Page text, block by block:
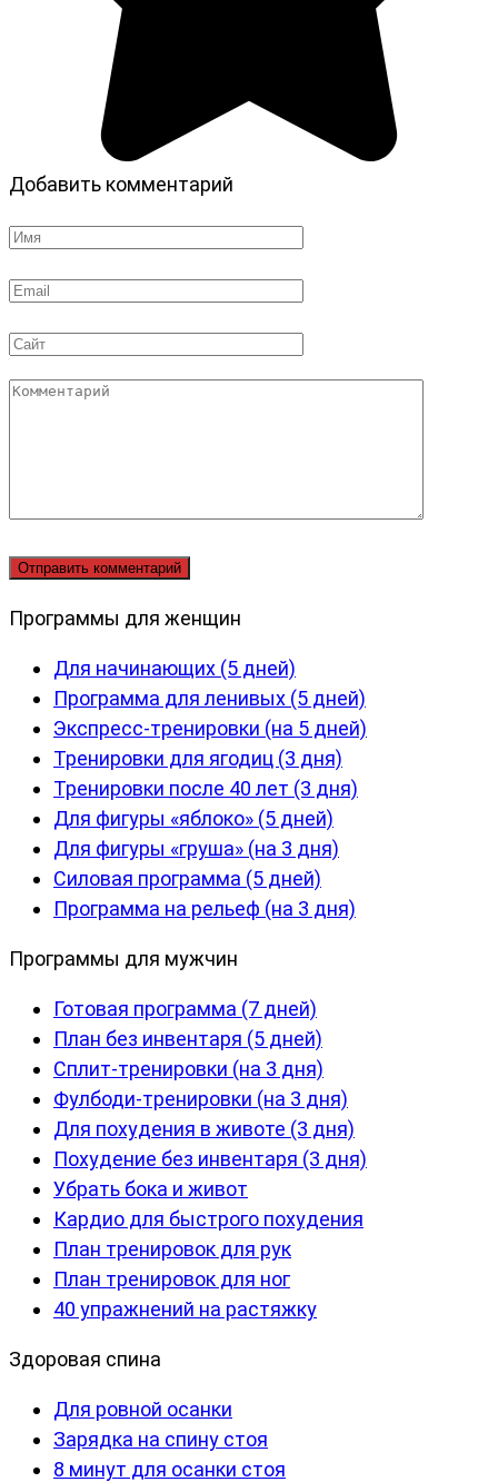
Добавить комментарий
Имя
Email
Сайт
Комментарий
Программы для женщин
Для начинающих (5 дней)
Программа для ленивых (5 дней)
Экспресс-тренировки (на 5 дней)
Тренировки для ягодиц (3 дня)
Тренировки после 40 лет (3 дня)
Для фигуры «яблоко» (5 дней)
Для фигуры «груша» (на 3 дня)
Силовая программа (5 дней)
Программа на рельеф (на 3 дня)
Программы для мужчин
Готовая программа (7 дней)
План без инвентаря (5 дней)
Сплит-тренировки (на 3 дня)
Фулбоди-тренировки (на 3 дня)
Для похудения в животе (3 дня)
Похудение без инвентаря (3 дня)
Убрать бока и живот
Кардио для быстрого похудения
План тренировок для рук
План тренировок для ног
40 упражнений на растяжку
Здоровая спина
Для ровной осанки
Зарядка на спину стоя
8 минут для осанки стоя